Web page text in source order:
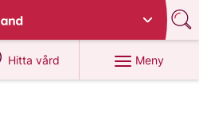
Halland
Hitta vård
på 1177.se
Meny